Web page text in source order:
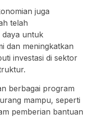
juga
telah
daya untuk
dan meningkatkan
investasi di sektor
berbagai program
mampu, seperti
pemberian bantuan